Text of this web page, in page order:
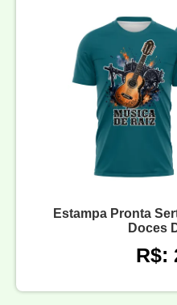
Estampa Pronta
Doces
R$: